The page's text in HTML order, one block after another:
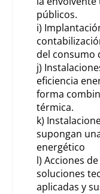
públicos.
i)
del consumo
j)
eficiencia
forma
térmica.
k)
supongan
energético
l) Acciones
soluciones
aplicadas y